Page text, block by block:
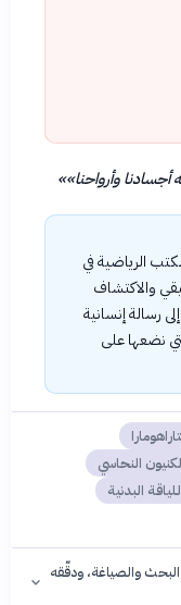
وأرواحنا»»
الرياضية في
والاكتشاف
رسالة إنسانية
نضعها على
النحاسي
البدنية
والصياغة، ودقّقه